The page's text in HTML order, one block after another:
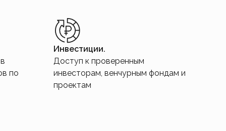
по
Инвестиции.
Доступ к проверенным
инвесторам, венчурным фондам и
проектам